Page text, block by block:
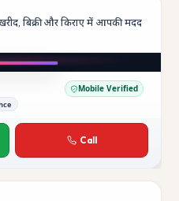
खरीद, बिक्री और किराए में आपकी मदद
Mobile Verified
Call